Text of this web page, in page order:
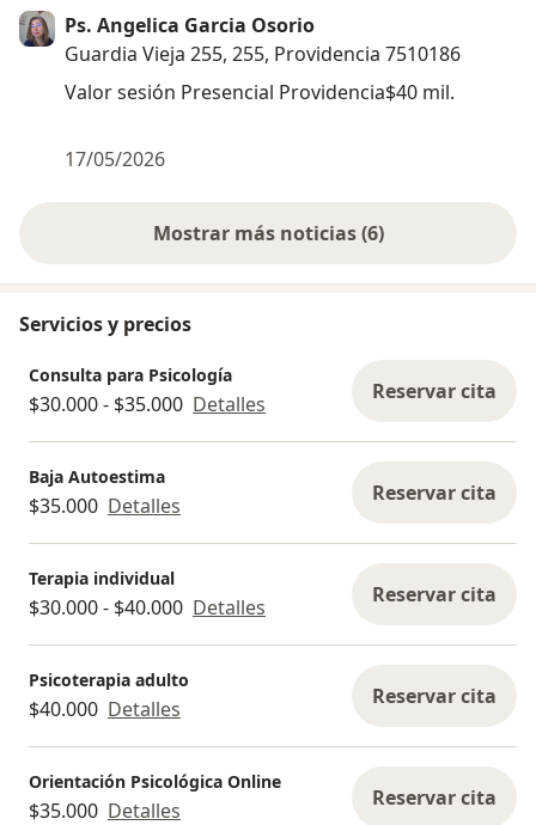
Ps. Angelica Garcia Osorio
Guardia Vieja 255, 255, Providencia 7510186
Valor sesión Presencial Providencia$40 mil.
17/05/2026
Mostrar más noticias (6)
Servicios y precios
Consulta para Psicología
$30.000 - $35.000 Detalles Reservar cita
Baja Autoestima
$35.000 Detalles Reservar cita
Terapia individual
$30.000 - $40.000 Detalles Reservar cita
Psicoterapia adulto
$40.000 Detalles Reservar cita
Orientación Psicológica Online
$35.000 Detalles Reservar cita